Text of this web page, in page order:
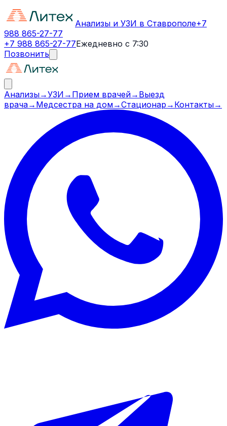
Анализы и УЗИ в Ставрополе+7
988 865-27-77
+7 988 865-27-77Ежедневно с 7:30
Позвонить
Анализы→УЗИ → Прием врачей→ Выезд
врача→ Медсестра на дом→Стационар → Контакты→